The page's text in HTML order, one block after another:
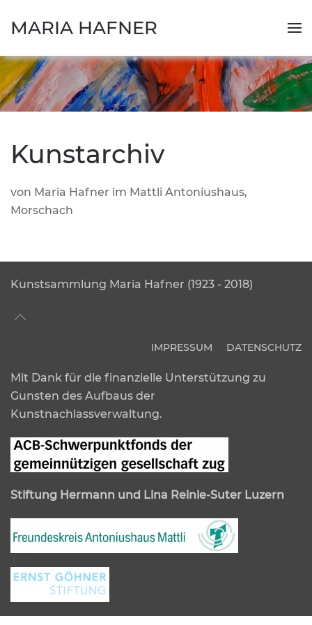
MARIA HAFNER
Kunstarchiv
von Maria Hafner im Mattli Antoniushaus,
Morschach
Kunstsammlung Maria Hafner (1923 - 2018)
IMPRESSUM DATENSCHUTZ
Mit Dank für die finanzielle Unterstützung zu
Gunsten des Aufbaus der
Kunstnachlassverwaltung.
Stiftung Hermann und Lina Reinle-Suter Luzern